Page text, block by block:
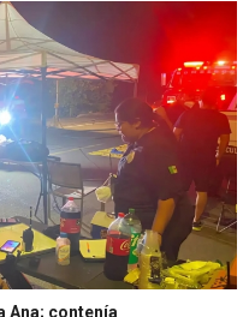
Ana; contenía